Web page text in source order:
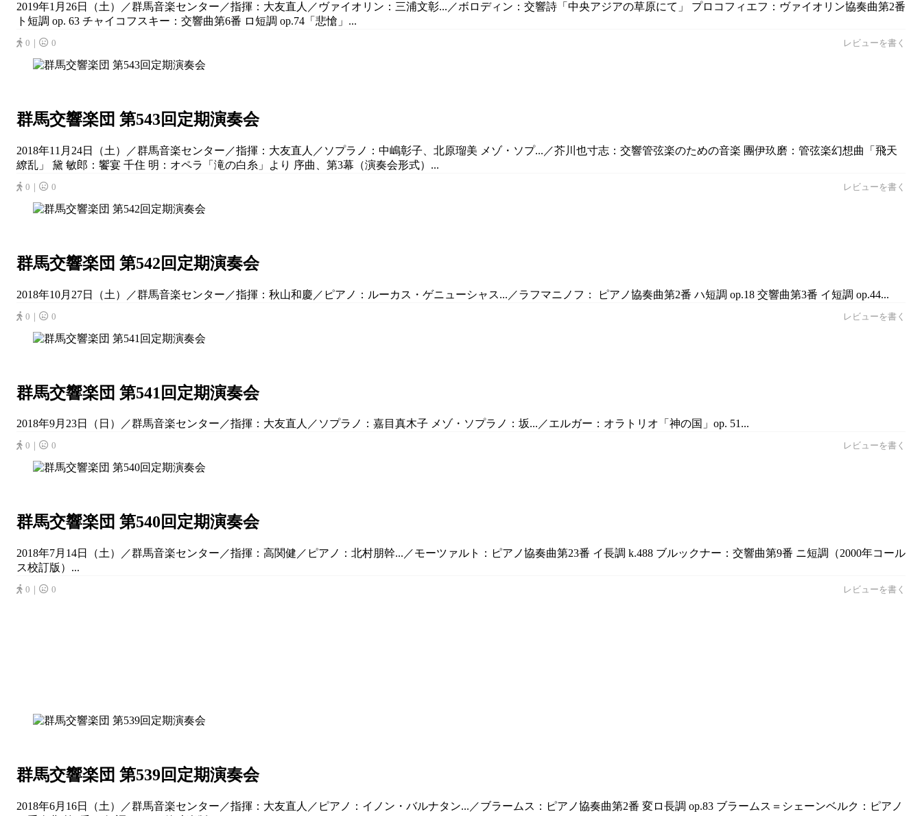
2019年1月26日（土）／群馬音楽センター／指揮：大友直人／ヴァイオリン：三浦文彰...／ボロディン：交響詩「中央アジアの草原にて」 プロコフィエフ：ヴァイオリン協奏曲第2番
ト短調 op. 63 チャイコフスキー：交響曲第6番 ロ短調 op.74「悲愴」...
0｜ 0 レビューを書く
群馬交響楽団 第543回定期演奏会
2018年11月24日（土）／群馬音楽センター／指揮：大友直人／ソプラノ：中嶋彰子、北原瑠美 メゾ・ソプ...／芥川也寸志：交響管弦楽のための音楽 團伊玖磨：管弦楽幻想曲「飛天
繚乱」 黛 敏郎：饗宴 千住 明：オペラ「滝の白糸」より 序曲、第3幕（演奏会形式）...
0｜ 0 レビューを書く
群馬交響楽団 第542回定期演奏会
2018年10月27日（土）／群馬音楽センター／指揮：秋山和慶／ピアノ：ルーカス・ゲニューシャス...／ラフマニノフ： ピアノ協奏曲第2番 ハ短調 op.18 交響曲第3番 イ短調 op.44...
0｜ 0 レビューを書く
群馬交響楽団 第541回定期演奏会
2018年9月23日（日）／群馬音楽センター／指揮：大友直人／ソプラノ：嘉目真木子 メゾ・ソプラノ：坂...／エルガー：オラトリオ「神の国」op. 51...
0｜ 0 レビューを書く
群馬交響楽団 第540回定期演奏会
2018年7月14日（土）／群馬音楽センター／指揮：高関健／ピアノ：北村朋幹...／モーツァルト：ピアノ協奏曲第23番 イ長調 k.488 ブルックナー：交響曲第9番 ニ短調（2000年コール
ス校訂版）...
0｜ 0 レビューを書く
群馬交響楽団 第539回定期演奏会
2018年6月16日（土）／群馬音楽センター／指揮：大友直人／ピアノ：イノン・バルナタン...／ブラームス：ピアノ協奏曲第2番 変ロ長調 op.83 ブラームス＝シェーンベルク：ピアノ